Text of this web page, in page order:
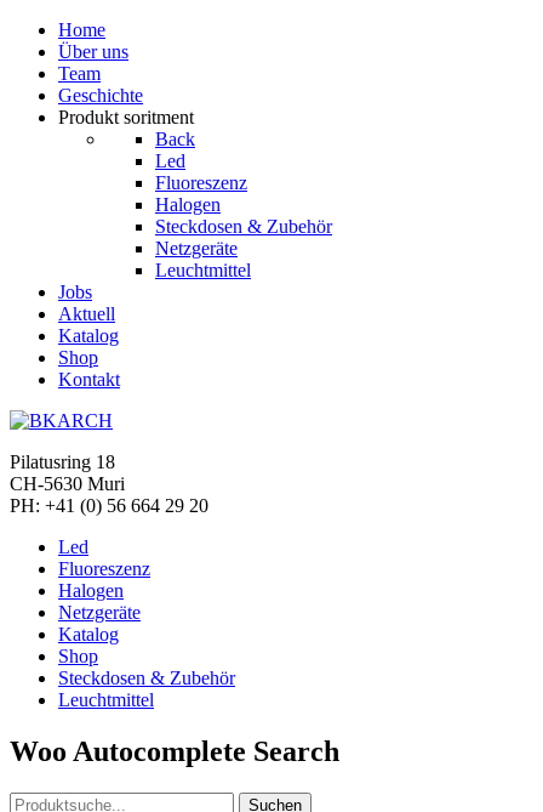
Home
Über uns
Team
Geschichte
Produkt soritment
Back
Led
Fluoreszenz
Halogen
Steckdosen & Zubehör
Netzgeräte
Leuchtmittel
Jobs
Aktuell
Katalog
Shop
Kontakt
Pilatusring 18
CH-5630 Muri
PH: +41 (0) 56 664 29 20
Led
Fluoreszenz
Halogen
Netzgeräte
Katalog
Shop
Steckdosen & Zubehör
Leuchtmittel
Woo Autocomplete Search